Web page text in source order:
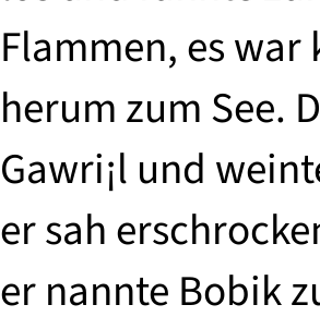
Flammen, es
herum zum See.
Gawri¡l und
er sah
er nannte Bobik